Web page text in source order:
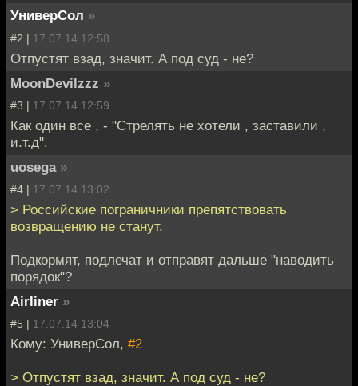
УниверСол »
#2 | 17.07.14 12:58
Отпустят взад, значит. А под суд - не?
MoonDevilzzz »
#3 | 17.07.14 12:59
Как один все , - "Стрелять не хотели , заставили ,
и.т.д".
uosega »
#4 | 17.07.14 13:02
> Российские пограничники препятствовать
возвращению не станут.
Подкормят, подлечат и отправят дальше "наводить
порядок"?
Airliner »
#5 | 17.07.14 13:04
Кому: УниверСол, #2
> Отпустят взад, значит. А под суд - не?